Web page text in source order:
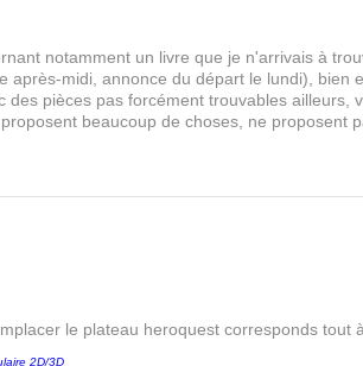
notamment un livre que je n'arrivais à
après-midi, annonce du départ le lundi),
des pièces pas forcément trouvables
beaucoup de choses, ne proposent
le plateau heroquest corresponds
2D/3D